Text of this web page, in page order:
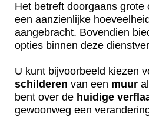
Het betreft doorgaans grote
een aanzienlijke
aangebracht. Bovendien
opties binnen deze
U kunt bijvoorbeeld kiezen
schilderen van een muur
bent over de huidige
gewoonweg een